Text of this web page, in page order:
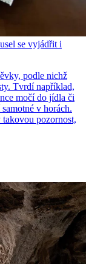
se vyjádřit i
podle nichž
Tvrdí například,
močí do jídla či
v horách.
pozornost,